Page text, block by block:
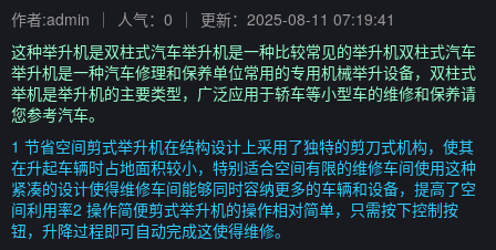
作者:admin 人气：0
更新：2025-08-11 07:19:41
这种举升机是双柱式汽车举升机是一种比较常见的举升机双柱式汽车
举升机是一种汽车修理和保养单位常用的专用机械举升设备，双柱式
举机是举升机的主要类型，广泛应用于轿车等小型车的维修和保养请
您参考汽车。
1 节省空间剪式举升机在结构设计上采用了独特的剪刀式机构，使其
在升起车辆时占地面积较小，特别适合空间有限的维修车间使用这种
紧凑的设计使得维修车间能够同时容纳更多的车辆和设备，提高了空
间利用率2 操作简便剪式举升机的操作相对简单，只需按下控制按
钮，升降过程即可自动完成这使得维修。